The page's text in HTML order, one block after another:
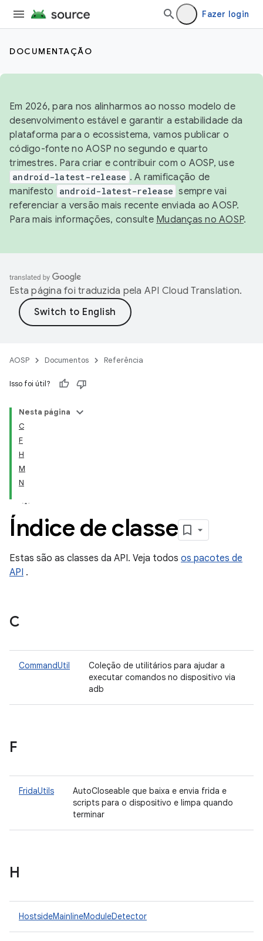
Fazer login
DOCUMENTAÇÃO
Em 2026, para nos alinharmos ao nosso modelo de
desenvolvimento estável e garantir a estabilidade da
plataforma para o ecossistema, vamos publicar o
código-fonte no AOSP no segundo e quarto
trimestres. Para criar e contribuir com o AOSP, use
android-latest-release . A ramificação de
manifesto
android-latest-release sempre vai
referenciar a versão mais recente enviada ao AOSP.
Para mais informações, consulte Mudanças no AOSP.
Esta página foi traduzida pela API Cloud Translation.
AOSP Documentos Referência
Isso foi útil?
Nesta página
C
F
H
M
N
Índice de classe
Estas são as classes da API. Veja todos os pacotes de
API .
C
CommandUtil
Coleção de utilitários para ajudar a
executar comandos no dispositivo via
adb
F
FridaUtils
AutoCloseable que baixa e envia frida e
scripts para o dispositivo e limpa quando
terminar
H
HostsideMainlineModuleDetector